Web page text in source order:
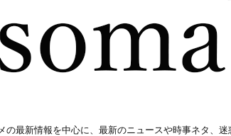
最新情報を中心に、最新のニュースや時事ネタ、